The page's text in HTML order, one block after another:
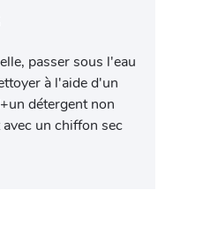
passer sous l'eau
à l'aide d'un
détergent non
un chiffon sec